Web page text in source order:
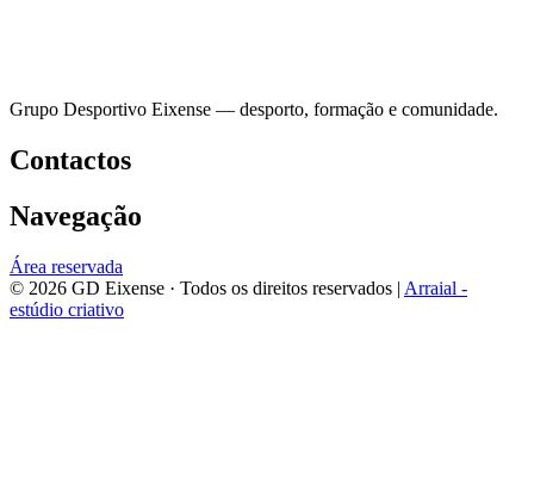
Grupo Desportivo Eixense — desporto, formação e comunidade.
Contactos
Navegação
Área reservada
© 2026 GD Eixense · Todos os direitos reservados | Arraial -
estúdio criativo